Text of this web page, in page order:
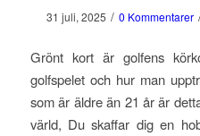
31 juli, 2025 / 0 Kommentarer
Grönt kort är golfens
golfspelet och hur man
som är äldre än 21 år är
värld, Du skaffar dig en